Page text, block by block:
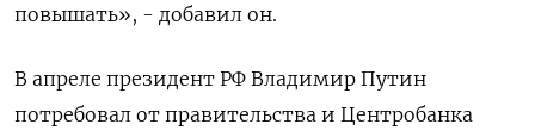
повышать», - ‌добавил он.
В апреле президент РФ Владимир Путин
потребовал ‌от правительства и Центробанка